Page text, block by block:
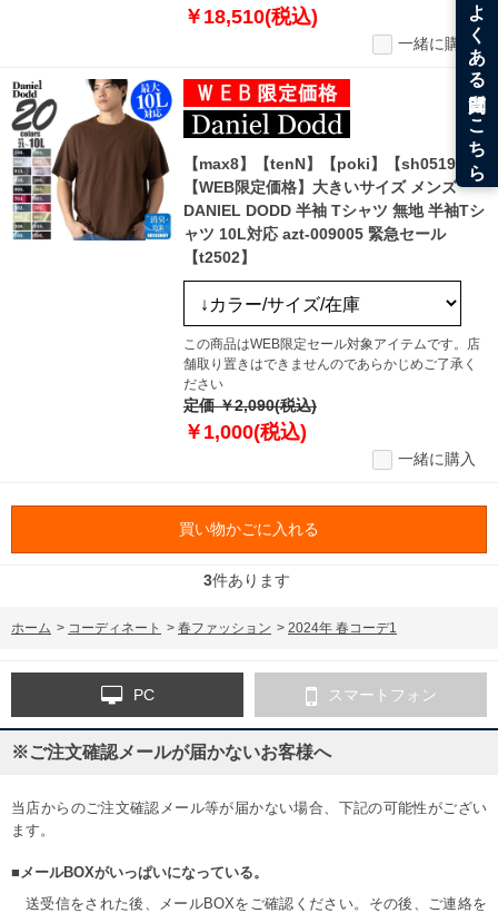
￥18,510(税込)
一緒に購入
【max8】【tenN】【poki】【sh0519】
【WEB限定価格】大きいサイズ メンズ
DANIEL DODD 半袖 Tシャツ 無地 半袖Tシ
ャツ 10L対応 azt-009005 緊急セール
【t2502】
この商品はWEB限定セール対象アイテムです。店
舗取り置きはできませんのであらかじめご了承く
ださい
定価 ￥2,090(税込)
￥1,000(税込)
一緒に購入
買い物かごに入れる
3件あります
ホーム > コーディネート > 春ファッション > 2024年 春コーデ1
PC スマートフォン
※ご注文確認メールが届かないお客様へ
当店からのご注文確認メール等が届かない場合、下記の可能性がござい
ます。
■メールBOXがいっぱいになっている。
送受信をされた後、メールBOXをご確認ください。その後、ご連絡を